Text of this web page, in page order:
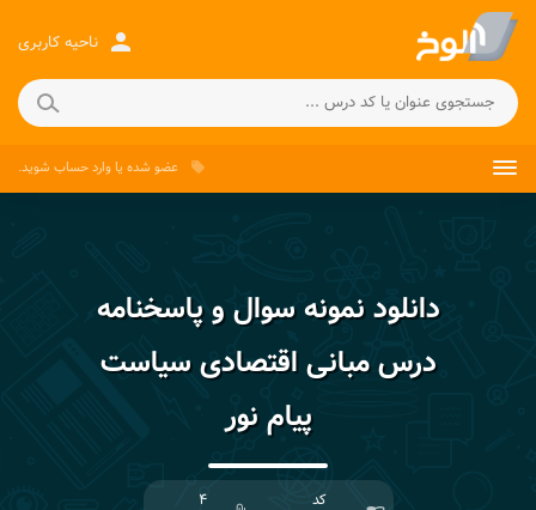
person ناحیه کاربری
local_offer عضو شده یاوارد حساب شوید.
دانلود نمونه سوال و پاسخنامه
درس مبانی اقتصادی سیاست
پیام نور
کد
۴